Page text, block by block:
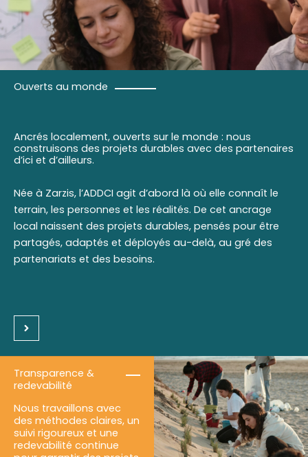
Ouverts au monde
Ancrés localement, ouverts sur le monde : nous
construisons des projets durables avec des partenaires
d’ici et d’ailleurs.
Née à Zarzis, l’ADDCI agit d’abord là où elle connaît le
terrain, les personnes et les réalités. De cet ancrage
local naissent des projets durables, pensés pour être
partagés, adaptés et déployés au-delà, au gré des
partenariats et des besoins.
Transparence &
redevabilité
Nous travaillons avec
des méthodes claires, un
suivi rigoureux et une
redevabilité continue